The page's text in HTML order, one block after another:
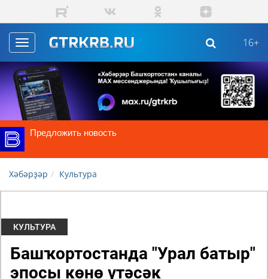
Перейти к основному содержанию
Toggle
navigation
16+
Предложить новость
Хәбәрҙәр Культура
КУЛЬТУРА
Башҡортостанда "Урал батыр"
эпосы көнө үтәсәк